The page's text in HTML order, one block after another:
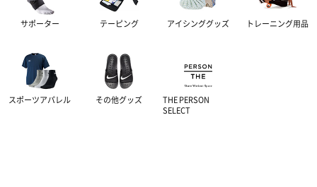
サポーター テーピング アイシンググッズ トレーニング用品
スポーツアパレル その他グッズ
THE PERSON
SELECT